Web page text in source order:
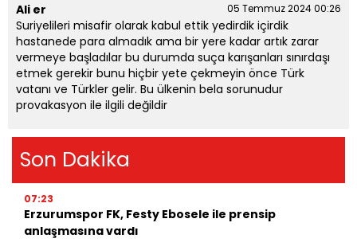
Ali er 05 Temmuz 2024 00:26
Suriyelileri misafir olarak kabul ettik yedirdik içirdik
hastanede para almadık ama bir yere kadar artık zarar
vermeye başladılar bu durumda suça karışanları sınırdaşı
etmek gerekir bunu hiçbir yete çekmeyin önce Türk
vatanı ve Türkler gelir. Bu ülkenin bela sorunudur
provakasyon ile ilgili değildir
Son Dakika
07:23
Erzurumspor FK, Festy Ebosele ile prensip
anlaşmasına vardı